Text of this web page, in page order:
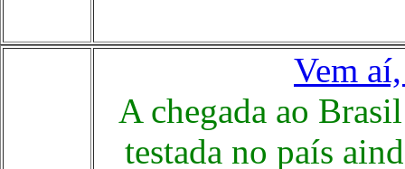
Vem
A chegada ao
testada no país